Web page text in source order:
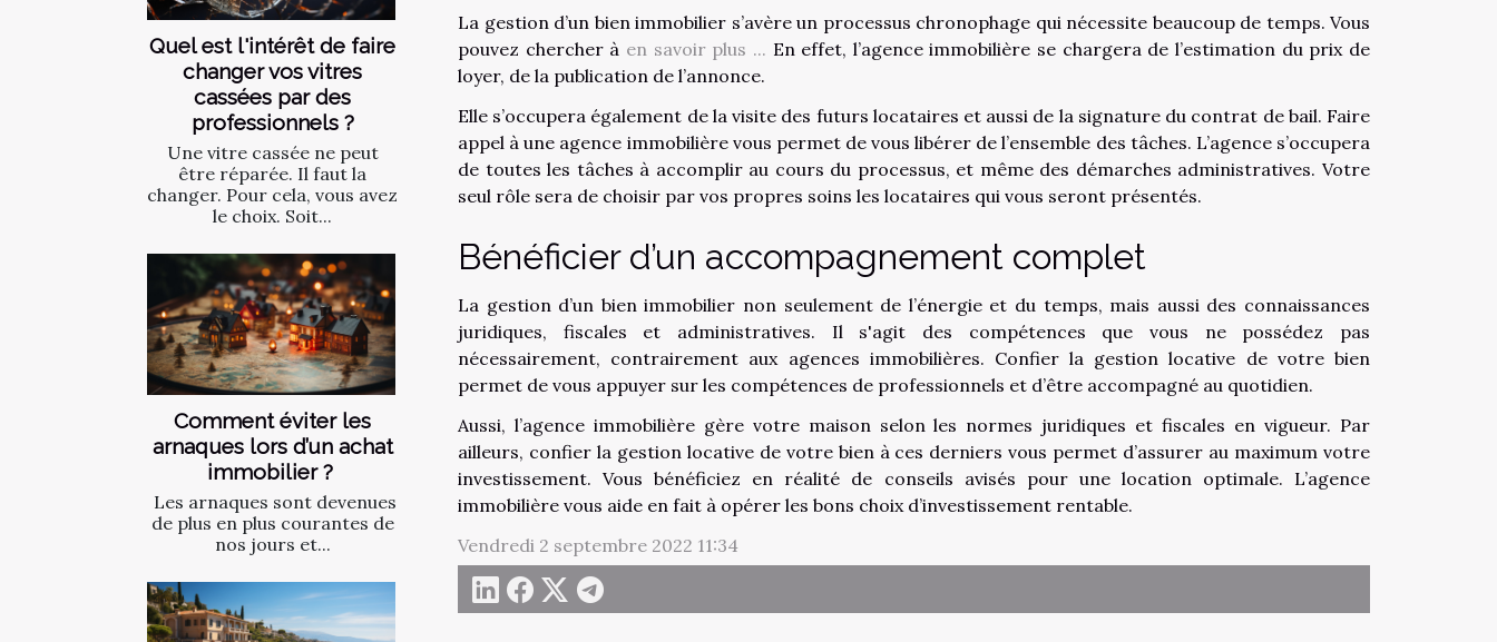
Quel est l'intérêt de faire
changer vos vitres
cassées par des
professionnels ?
Une vitre cassée ne peut
être réparée. Il faut la
changer. Pour cela, vous avez
le choix. Soit...
Comment‌ ‌éviter‌ ‌les‌
‌arnaques‌ ‌lors‌ ‌d’un‌ ‌achat‌
‌immobilier ?‌ ‌
‌ Les‌ ‌arnaques‌ ‌sont‌ ‌devenues‌
‌de‌ ‌plus‌ ‌en‌ ‌plus‌ ‌courantes‌ ‌de‌
‌nos‌ ‌jours‌ ‌et‌...
La gestion d’un bien immobilier s’avère un processus chronophage qui nécessite beaucoup de temps. Vous
pouvez chercher à en savoir plus ... En effet, l’agence immobilière se chargera de l’estimation du prix de
loyer, de la publication de l’annonce.
Elle s’occupera également de la visite des futurs locataires et aussi de la signature du contrat de bail. Faire
appel à une agence immobilière vous permet de vous libérer de l’ensemble des tâches. L’agence s’occupera
de toutes les tâches à accomplir au cours du processus, et même des démarches administratives. Votre
seul rôle sera de choisir par vos propres soins les locataires qui vous seront présentés.
Bénéficier d’un accompagnement complet
La gestion d’un bien immobilier non seulement de l’énergie et du temps, mais aussi des connaissances
juridiques, fiscales et administratives. Il s'agit des compétences que vous ne possédez pas
nécessairement, contrairement aux agences immobilières. Confier la gestion locative de votre bien
permet de vous appuyer sur les compétences de professionnels et d’être accompagné au quotidien.
Aussi, l’agence immobilière gère votre maison selon les normes juridiques et fiscales en vigueur. Par
ailleurs, confier la gestion locative de votre bien à ces derniers vous permet d’assurer au maximum votre
investissement. Vous bénéficiez en réalité de conseils avisés pour une location optimale. L’agence
immobilière vous aide en fait à opérer les bons choix d’investissement rentable.
Vendredi 2 septembre 2022 11:34